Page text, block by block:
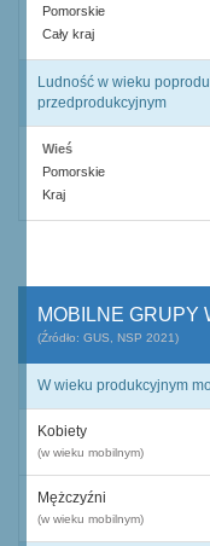
Pomorskie
Cały kraj
Ludność w wieku
przedprodukcyjnym
Wieś
Pomorskie
Kraj
MOBILNE GRUPY
(Źródło: GUS, NSP 2021)
W wieku produkcyjnym
Kobiety
(w wieku mobilnym)
Mężczyźni
(w wieku mobilnym)